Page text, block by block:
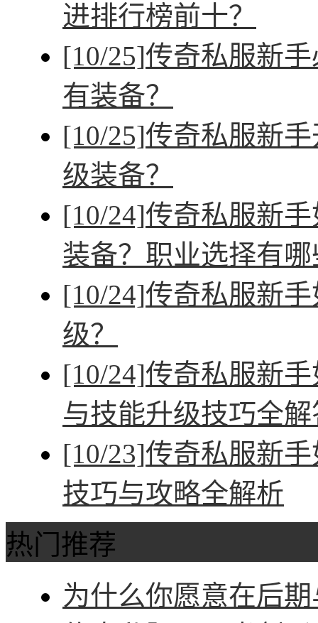
进排行榜前十？
[10/25]传奇私服新
有装备？
[10/25]传奇私服新
级装备？
[10/24]传奇私服新
装备？职业选择有
[10/24]传奇私服新
级？
[10/24]传奇私服新
与技能升级技巧全解
[10/23]传奇私服新
技巧与攻略全解析
热门推荐
为什么你愿意在后